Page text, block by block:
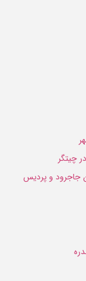
چیتگر
جاجرود و پردیس